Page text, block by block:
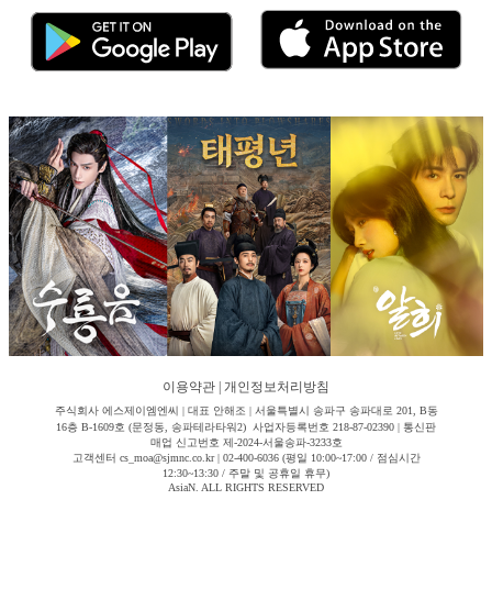
이용약관 개인정보처리방침
주식회사 에스제이엠엔씨 | 대표 안해조 | 서울특별시 송파구 송파대로 201, B동
16층 B-1609호 (문정동, 송파테라타워2) 사업자등록번호 218-87-02390 | 통신판
매업 신고번호 제-2024-서울송파-3233호
고객센터 cs_moa@sjmnc.co.kr | 02-400-6036 (평일 10:00~17:00 / 점심시간
12:30~13:30 / 주말 및 공휴일 휴무)
AsiaN. ALL RIGHTS RESERVED